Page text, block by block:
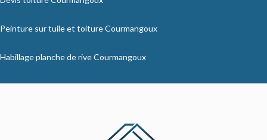
Peinture sur tuile et toiture Courmangoux
Habillage planche de rive Courmangoux